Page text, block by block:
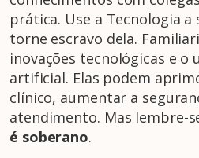
prática. Use a Tecnologia a
torne escravo dela.
inovações tecnológicas e o
artificial. Elas podem
clínico, aumentar a
atendimento. Mas lembre-
é soberano.